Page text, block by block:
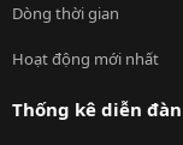
Dòng thời gian
Hoạt động mới nhất
Thống kê diễn đàn